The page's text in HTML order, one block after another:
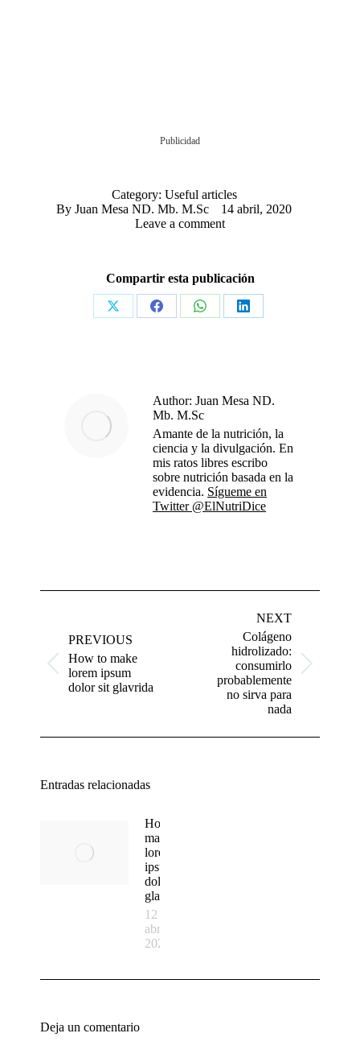
Publicidad
Category: Useful articles
By Juan Mesa ND. Mb. M.Sc
14 abril, 2020
Leave a comment
Compartir esta publicación
Share
Share
Share
Share
Author: Juan Mesa ND.
Mb. M.Sc
Amante de la nutrición, la
ciencia y la divulgación. En
mis ratos libres escribo
sobre nutrición basada en la
evidencia. Sígueme en
Twitter @ElNutriDice
PREVIOUS
Previous
post:
How to make
lorem ipsum
dolor sit glavrida
NEXT
post:
Colágeno
hidrolizado:
consumirlo
probablemente
no sirva para
nada
Entradas relacionadas
How to
make
lorem
ipsum
dolor sit
glavrida
12
abril,
2020
Deja un comentario